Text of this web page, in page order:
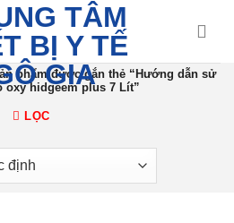
phẩm được gắn thẻ “Hướng dẫn sử
oxy hidgeem plus 7 Lít”
LỌC